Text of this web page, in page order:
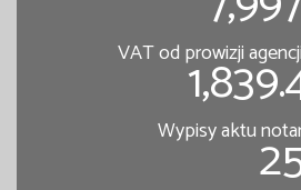
VAT od prowizji
Wypisy aktu